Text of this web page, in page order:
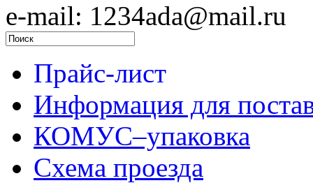
e-mail: 1234ada@mail.ru
Прайс-лист
Информация для
КОМУС–упаковка
Схема проезда